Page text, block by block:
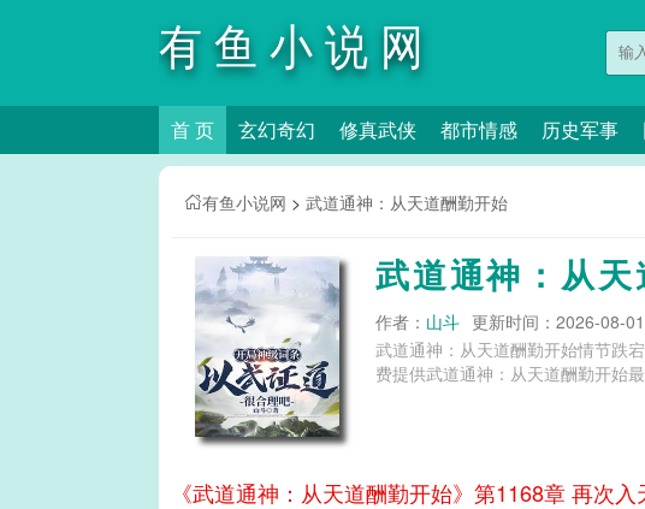
有鱼小说网
首 页 玄幻奇幻 修真武侠 都市情感 历史军事
有鱼小说网 > 武道通神：从天道酬勤开始
武道通神：从
作者： 山斗 更新时间：2026-08-
武道通神：从天道酬勤开始情节跌
费提供武道通神：从天道酬勤开始
《武道通神：从天道酬勤开始》第1168章 再次入